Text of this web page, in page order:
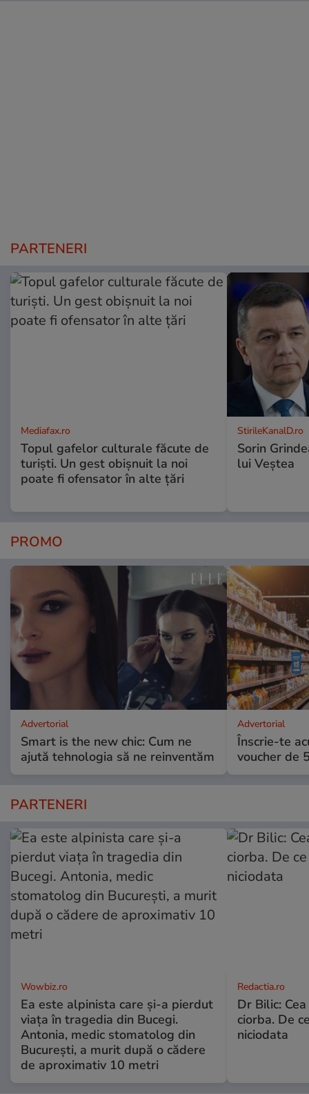
PARTENERI
Mediafax.ro
Topul gafelor culturale făcute de
turiști. Un gest obișnuit la noi
poate fi ofensator în alte țări
StirileKanalD.ro
Sorin
lui Veștea
PROMO
Advertorial
Smart is the new chic: Cum ne
ajută tehnologia să ne reinventăm
Advertorial
Înscrie-te
voucher de
PARTENERI
Wowbiz.ro
Ea este alpinista care și-a pierdut
viața în tragedia din Bucegi.
Antonia, medic stomatolog din
București, a murit după o cădere
de aproximativ 10 metri
Redactia.ro
Dr Bilic:
ciorba. De
niciodata